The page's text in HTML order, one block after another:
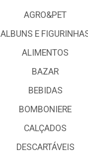
AGRO&PET
ALBUNS E
ALIMENTOS
BAZAR
BEBIDAS
BOMBONIERE
CALÇADOS
DESCARTÁVEIS